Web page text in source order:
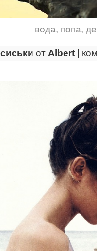
вода, попа,
сиськи от Albert